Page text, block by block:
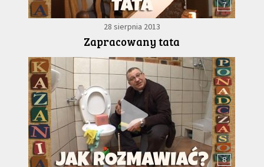
7
28 sierpnia 2013
Zapracowany tata
8